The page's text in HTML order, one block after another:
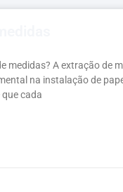
medidas? A extração de
na instalação de
cada